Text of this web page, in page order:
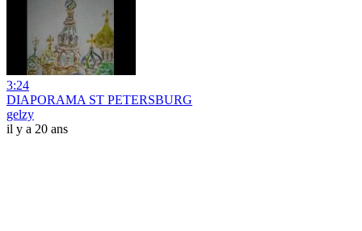
3:24
DIAPORAMA ST PETERSBURG
gelzy
il y a 20 ans